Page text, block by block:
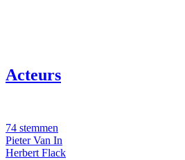
Acteurs
74 stemmen
Pieter Van In
Herbert Flack